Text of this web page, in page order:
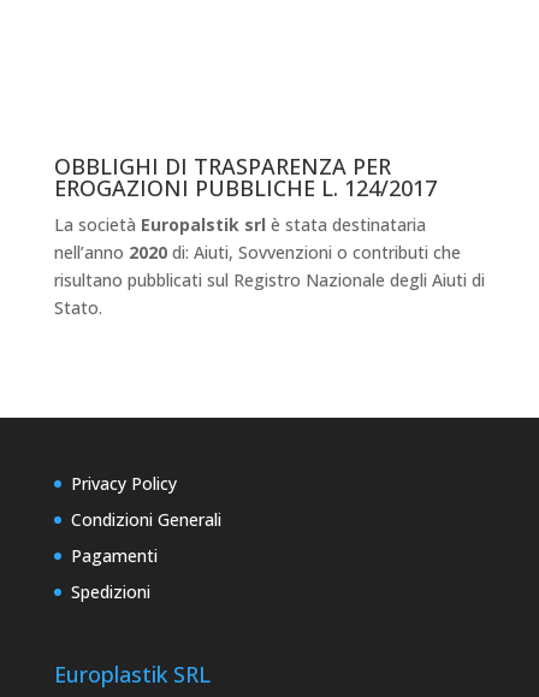
OBBLIGHI DI TRASPARENZA PER
EROGAZIONI PUBBLICHE L. 124/2017
La società Europalstik srl è stata destinataria
nell’anno 2020 di: Aiuti, Sovvenzioni o contributi che
risultano pubblicati sul Registro Nazionale degli Aiuti di
Stato.
Privacy Policy
Condizioni Generali
Pagamenti
Spedizioni
Europlastik SRL